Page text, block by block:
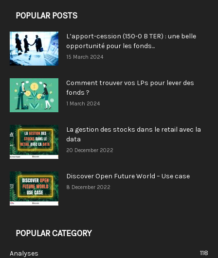
POPULAR POSTS
L’apport-cession (150-0 B TER) : une belle
opportunité pour les fonds...
15 March 2024
Comment trouver vos LPs pour lever des
fonds ?
1 March 2024
La gestion des stocks dans le retail avec la
data
20 December 2022
Discover Open Future World – Use case
8 December 2022
POPULAR CATEGORY
Analyses
118